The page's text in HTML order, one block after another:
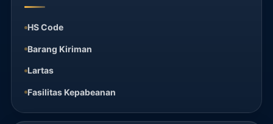
HS Code
Barang Kiriman
Lartas
Fasilitas Kepabeanan